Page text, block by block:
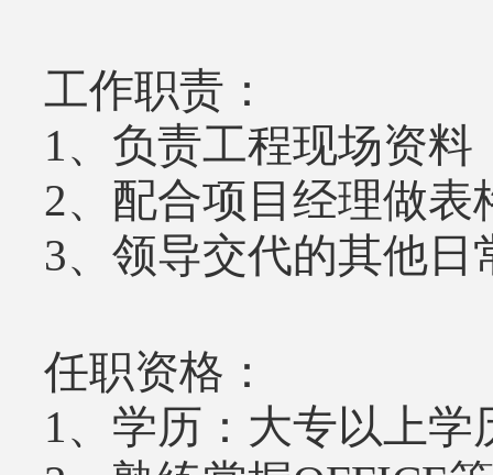
工作职责：
1、负责工程现场资料
2、配合项目经理做表
3、领导交代的其他日
任职资格：
1、学历：大专以上学